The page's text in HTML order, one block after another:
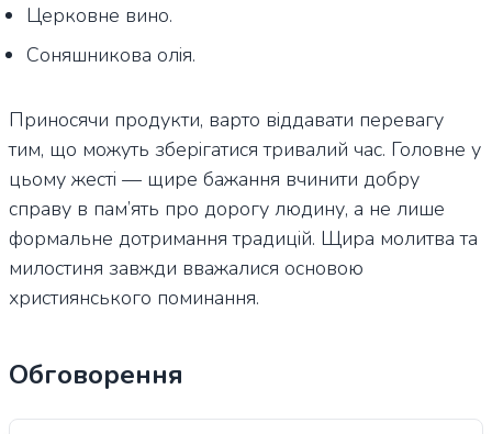
Церковне вино.
Соняшникова олія.
Приносячи продукти, варто віддавати перевагу
тим, що можуть зберігатися тривалий час. Головне у
цьому жесті — щире бажання вчинити добру
справу в пам’ять про дорогу людину, а не лише
формальне дотримання традицій. Щира молитва та
милостиня завжди вважалися основою
християнського поминання.
Обговорення